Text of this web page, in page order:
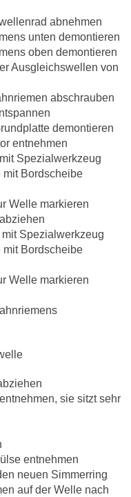
abnehmen
unten demontieren
oben demontieren
Ausgleichswellen von
abschrauben
demontieren
entnehmen
Spezialwerkzeug
mit Bordscheibe
Welle markieren
Spezialwerkzeug
mit Bordscheibe
Welle markieren
sie sitzt sehr
entnehmen
neuen Simmerring
auf der Welle nach